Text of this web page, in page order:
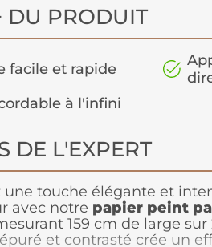
DU PRODUIT
facile et rapide
à l'infini
DE L'EXPERT
une touche élégante et
avec notre papier peint
159 cm de large
et contrasté crée un